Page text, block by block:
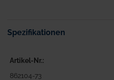
Spezifikationen
Artikel-Nr.
862104-73